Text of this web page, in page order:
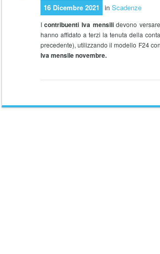
16 Dicembre 2021 in Scadenze
Icontribuenti Ivamensilidevono
hanno affidato a terzi la tenuta della
precedente), utilizzando il modello F24
Iva mensile novembre.